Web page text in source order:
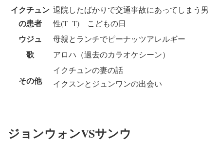
イクチュン
の患者
退院したばかりで交通事故にあってしまう男
性(T_T) こどもの日
ウジュ 母親とランチでピーナッツアレルギー
歌 アロハ（過去のカラオケシーン）
その他
イクチュンの妻の話
イクスンとジュンワンの出会い
ジョンウォンVSサンウ